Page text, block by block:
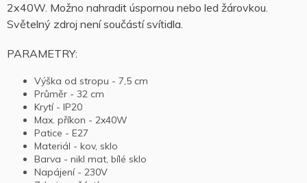
2x40W. Možno nahradit úspornou nebo led žárovkou.
Světelný zdroj není součástí svítidla.
PARAMETRY:
Výška od stropu - 7,5 cm
Průměr - 32 cm
Krytí - IP20
Max. příkon - 2x40W
Patice - E27
Materiál - kov, sklo
Barva - nikl mat, bílé sklo
Napájení - 230V